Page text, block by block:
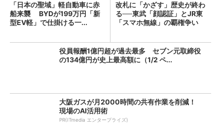
「日本の聖域」軽自動車に赤
船来襲 BYDが199万円「新
型EV軽」で仕掛ける一...
改札に「かざす」歴史が終わ
る──東武「顔認証」とJR東
「スマホ無線」の覇権争い
役員報酬1億円超が過去最多 セブン元取締役
の134億円が史上最高額に（1/2 ペ...
大阪ガスが月2000時間の共有作業を削減！
現場のAI活用術
PR(ITmedia エンタープライズ)